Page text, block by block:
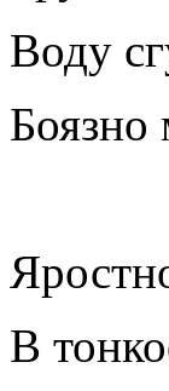
Воду
Боязно
В